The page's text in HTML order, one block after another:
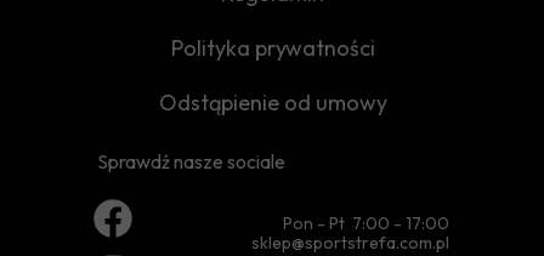
Pon - Pt 7:00 - 17:00
sklep@sportstrefa.com.pl
Sprawdź nasze sociale
Odstąpienie od umowy
Polityka prywatności